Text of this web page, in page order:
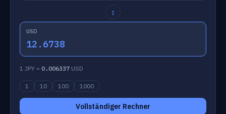
↕
USD
12.6738
1 JPY = 0.006337 USD
1 10 100 1000
Vollständiger Rechner